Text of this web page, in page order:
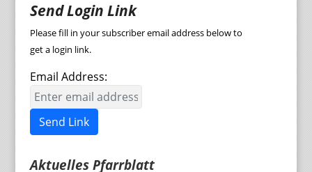
Send Login Link
Please fill in your subscriber email address below to
get a login link.
Email Address:
Send Link
Aktuelles Pfarrblatt